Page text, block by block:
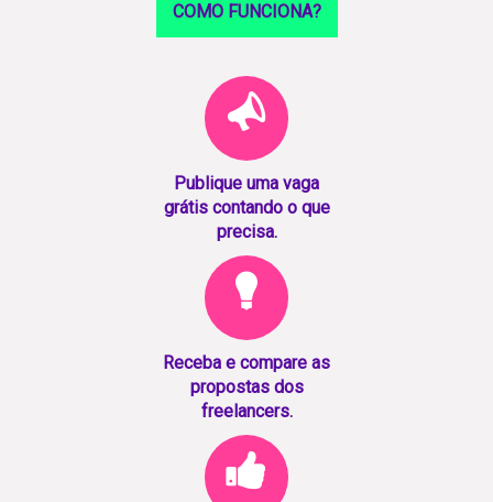
COMO FUNCIONA?
Publique uma vaga
grátis contando o que
precisa.
Receba e compare as
propostas dos
freelancers.